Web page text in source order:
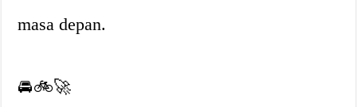
masa depan.
🚘🚲🚀